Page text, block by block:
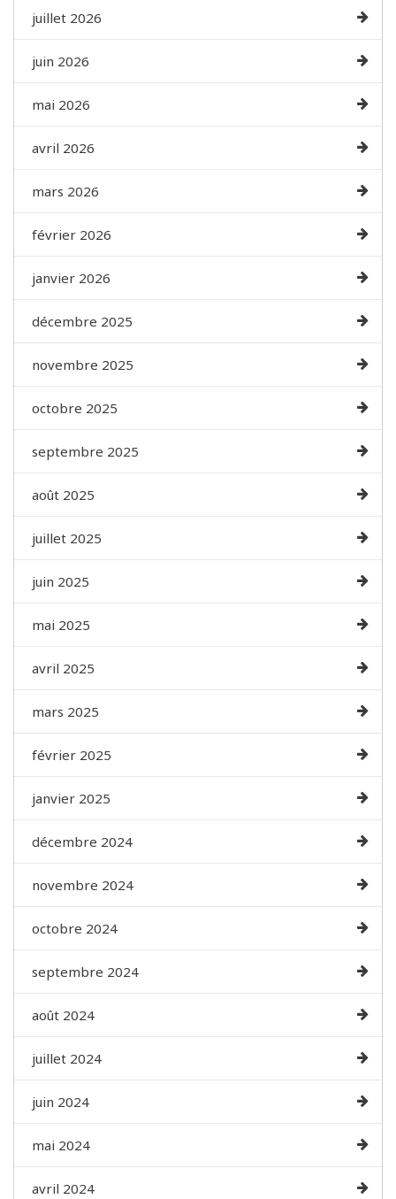
juillet 2026
juin 2026
mai 2026
avril 2026
mars 2026
février 2026
janvier 2026
décembre 2025
novembre 2025
octobre 2025
septembre 2025
août 2025
juillet 2025
juin 2025
mai 2025
avril 2025
mars 2025
février 2025
janvier 2025
décembre 2024
novembre 2024
octobre 2024
septembre 2024
août 2024
juillet 2024
juin 2024
mai 2024
avril 2024